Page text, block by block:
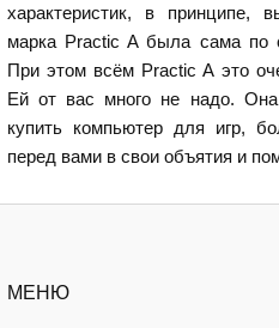
характеристик, в принципе,
марка Practic A была сама по
При этом всём Practic A это
Ей от вас много не надо.
купить компьютер для игр,
перед вами в свои объятия и
МЕНЮ